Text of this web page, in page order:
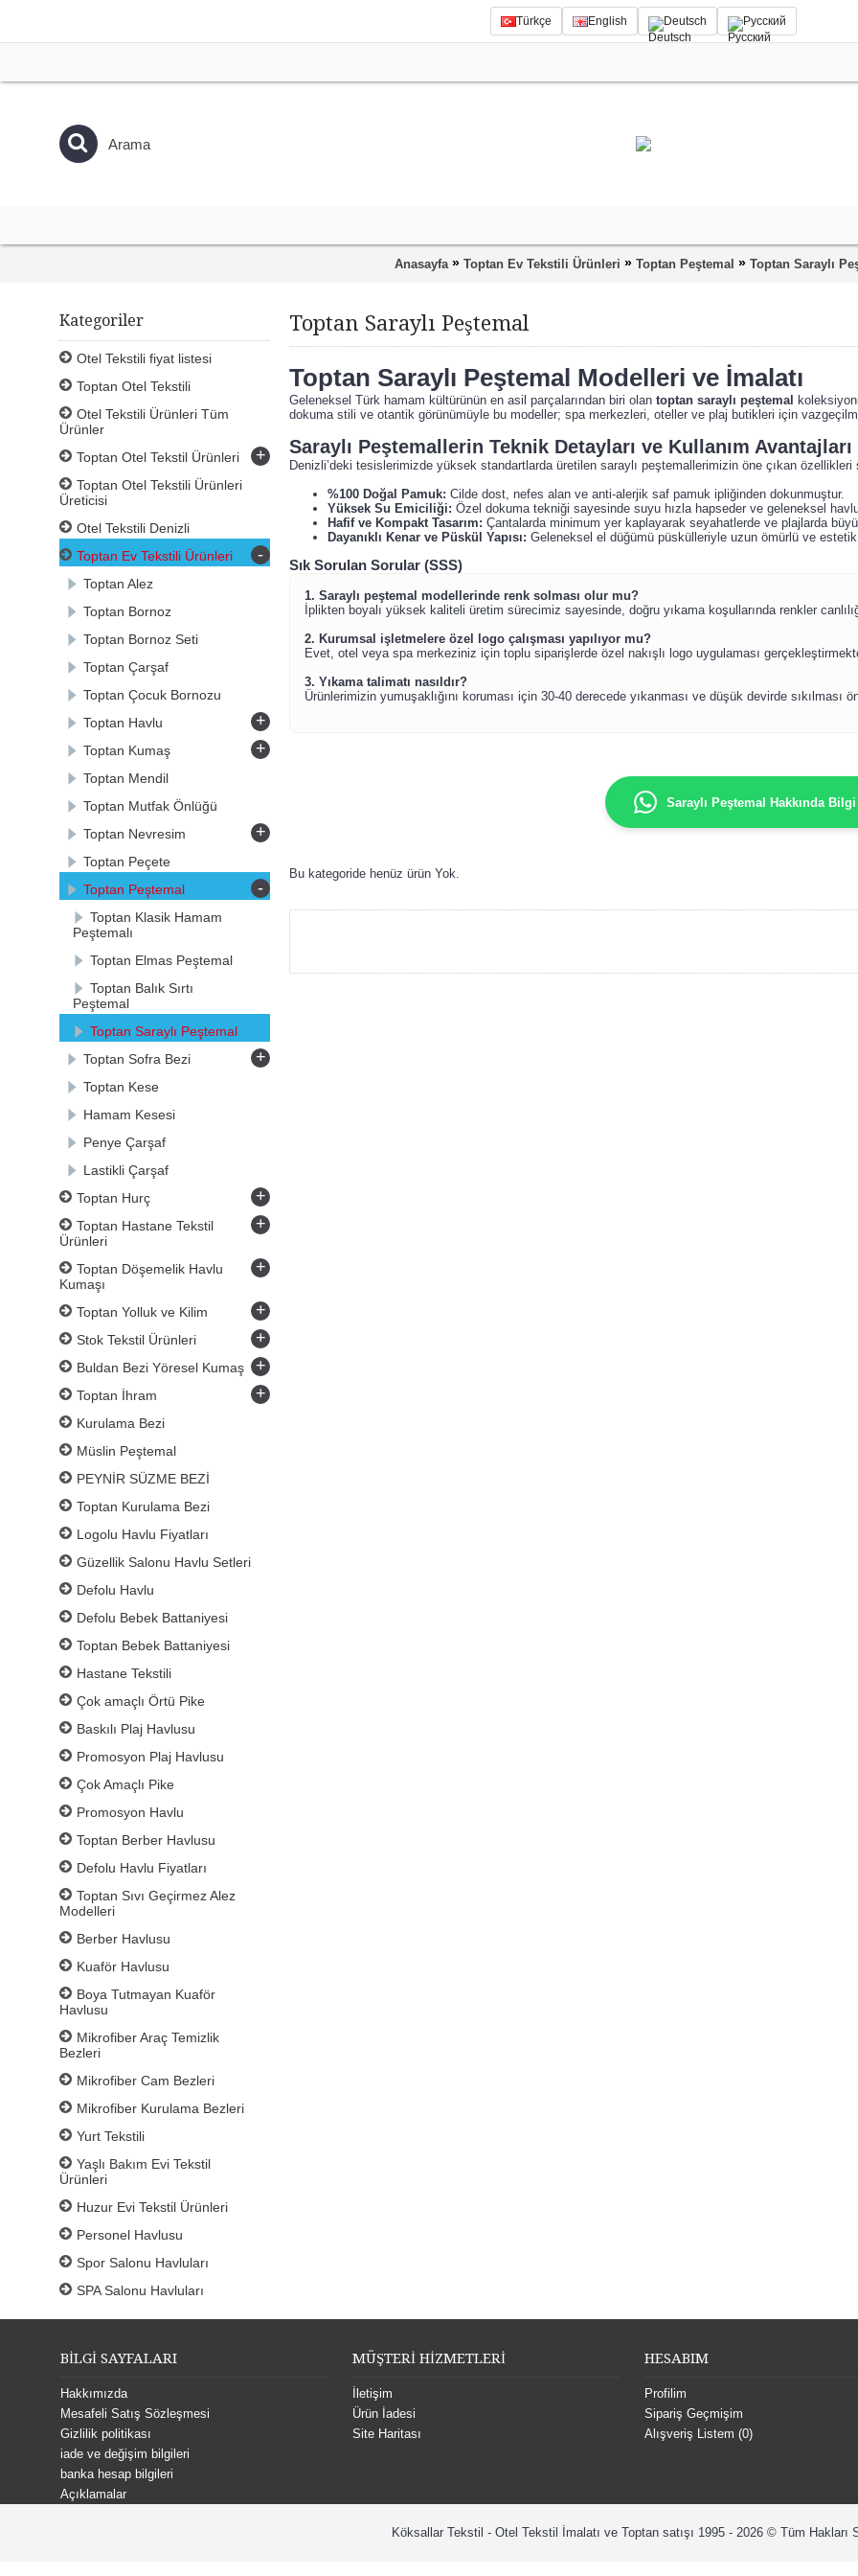
Türkçe English Deutsch Русский
Anasayfa » Toptan Ev Tekstili Ürünleri » Toptan Peştemal » Toptan Saraylı
Kategoriler
Otel Tekstili fiyat listesi
Toptan Otel Tekstili
Otel Tekstili Ürünleri Tüm
Ürünler
Toptan Otel Tekstil Ürünleri
+
Toptan Otel Tekstili Ürünleri
Üreticisi
Otel Tekstili Denizli
Toptan Ev Tekstili Ürünleri
-
Toptan Alez
Toptan Bornoz
Toptan Bornoz Seti
Toptan Çarşaf
Toptan Çocuk Bornozu
Toptan Havlu
+
Toptan Kumaş +
Toptan Mendil
Toptan Mutfak Önlüğü
Toptan Nevresim
+
Toptan Peçete
Toptan Peştemal
-
Toptan Klasik Hamam
Peştemalı
Toptan Elmas Peştemal
Toptan Balık Sırtı
Peştemal
Toptan Saraylı Peştemal
Toptan Sofra Bezi
+
Toptan Kese
Hamam Kesesi
Penye Çarşaf
Lastikli Çarşaf
Toptan Hurç
+
Toptan Hastane Tekstil
Ürünleri
+
Toptan Döşemelik Havlu
Kumaşı
+
Toptan Yolluk ve Kilim +
Stok Tekstil Ürünleri +
Buldan Bezi Yöresel Kumaş +
Toptan İhram +
Kurulama Bezi
Müslin Peştemal
PEYNİR SÜZME BEZİ
Toptan Kurulama Bezi
Logolu Havlu Fiyatları
Güzellik Salonu Havlu Setleri
Defolu Havlu
Defolu Bebek Battaniyesi
Toptan Bebek Battaniyesi
Hastane Tekstili
Çok amaçlı Örtü Pike
Baskılı Plaj Havlusu
Promosyon Plaj Havlusu
Çok Amaçlı Pike
Promosyon Havlu
Toptan Berber Havlusu
Defolu Havlu Fiyatları
Toptan Sıvı Geçirmez Alez
Modelleri
Berber Havlusu
Kuaför Havlusu
Boya Tutmayan Kuaför
Havlusu
Mikrofiber Araç Temizlik
Bezleri
Mikrofiber Cam Bezleri
Mikrofiber Kurulama Bezleri
Yurt Tekstili
Yaşlı Bakım Evi Tekstil
Ürünleri
Huzur Evi Tekstil Ürünleri
Personel Havlusu
Spor Salonu Havluları
SPA Salonu Havluları
Toptan Saraylı Peştemal
Toptan Saraylı Peştemal Modelleri ve İmalatı
Geleneksel Türk hamam kültürünün en asil parçalarından biri olan toptan saraylı peştemal
dokuma stili ve otantik görünümüyle bu modeller; spa merkezleri, oteller ve plaj butikleri için
Saraylı Peştemallerin Teknik Detayları ve Kullanım Avantajları
Denizli’deki tesislerimizde yüksek standartlarda üretilen saraylı peştemallerimizin öne çıkan özellikleri
%100 Doğal Pamuk: Cilde dost, nefes alan ve anti-alerjik saf pamuk ipliğinden dokunmuştur.
Yüksek Su Emiciliği: Özel dokuma tekniği sayesinde suyu hızla hapseder ve geleneksel
Hafif ve Kompakt Tasarım: Çantalarda minimum yer kaplayarak seyahatlerde ve plajlarda
Dayanıklı Kenar ve Püskül Yapısı: Geleneksel el düğümü püskülleriyle uzun ömürlü ve estetik
Sık Sorulan Sorular (SSS)
1. Saraylı peştemal modellerinde renk solması olur mu?
İplikten boyalı yüksek kaliteli üretim sürecimiz sayesinde, doğru yıkama koşullarında renkler
2. Kurumsal işletmelere özel logo çalışması yapılıyor mu?
Evet, otel veya spa merkeziniz için toplu siparişlerde özel nakışlı logo uygulaması
3. Yıkama talimatı nasıldır?
Ürünlerimizin yumuşaklığını koruması için 30-40 derecede yıkanması ve düşük devirde sıkılması
Saraylı Peştemal Hakkında Bilgi
Bu kategoride henüz ürün Yok.
BİLGİ SAYFALARI
Hakkımızda
Mesafeli Satış Sözleşmesi
Gizlilik politikası
iade ve değişim bilgileri
banka hesap bilgileri
Açıklamalar
MÜŞTERİ HİZMETLERİ
İletişim
Ürün İadesi
Site Haritası
HESABIM
Profilim
Sipariş Geçmişim
Alışveriş Listem (0)
Köksallar Tekstil - Otel Tekstil İmalatı ve Toptan satışı 1995 - 2026 © Tüm Hakları